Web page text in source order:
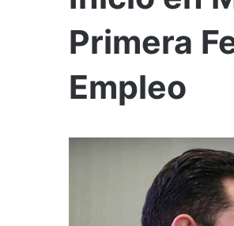
Primera
Empleo